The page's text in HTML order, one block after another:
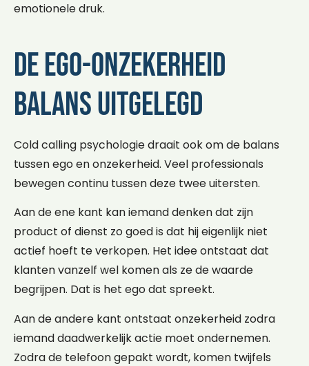
emotionele druk.
De ego-onzekerheid
balans uitgelegd
Cold calling psychologie draait ook om de balans
tussen ego en onzekerheid. Veel professionals
bewegen continu tussen deze twee uitersten.
Aan de ene kant kan iemand denken dat zijn
product of dienst zo goed is dat hij eigenlijk niet
actief hoeft te verkopen. Het idee ontstaat dat
klanten vanzelf wel komen als ze de waarde
begrijpen. Dat is het ego dat spreekt.
Aan de andere kant ontstaat onzekerheid zodra
iemand daadwerkelijk actie moet ondernemen.
Zodra de telefoon gepakt wordt, komen twijfels